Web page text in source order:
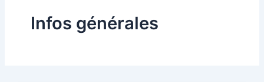
Infos générales